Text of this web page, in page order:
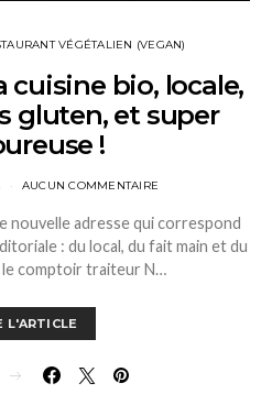
VÉGÉTALIEN (VEGAN)
cuisine bio, locale,
gluten, et super
!
AUCUN COMMENTAIRE
nouvelle adresse qui correspond
: du local, du fait main et du
le comptoir traiteur N…
L'ARTICLE